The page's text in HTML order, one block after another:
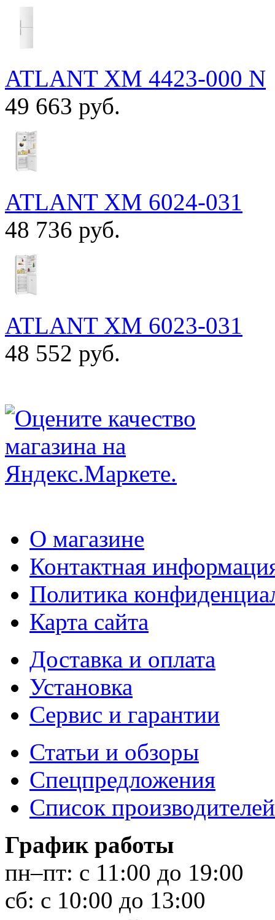
ATLANT ХМ 4423-000 N
49 663 руб.
ATLANT ХМ 6024-031
48 736 руб.
ATLANT ХМ 6023-031
48 552 руб.
О магазине
Контактная
Политика
Карта сайта
Доставка и оплата
Установка
Сервис и гарантии
Статьи и обзоры
Спецпредложения
Список производителей
График работы
пн–пт: с 11:00 до 19:00
сб: с 10:00 до 13:00